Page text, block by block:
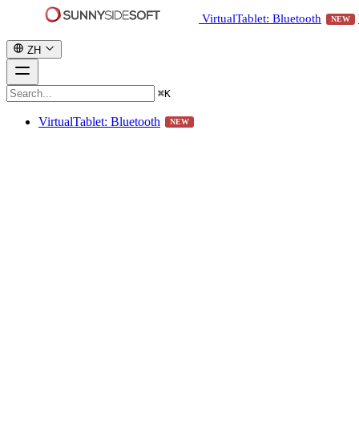
VirtualTablet: Bluetooth NEW
ZH
⌘K
VirtualTablet: Bluetooth NEW